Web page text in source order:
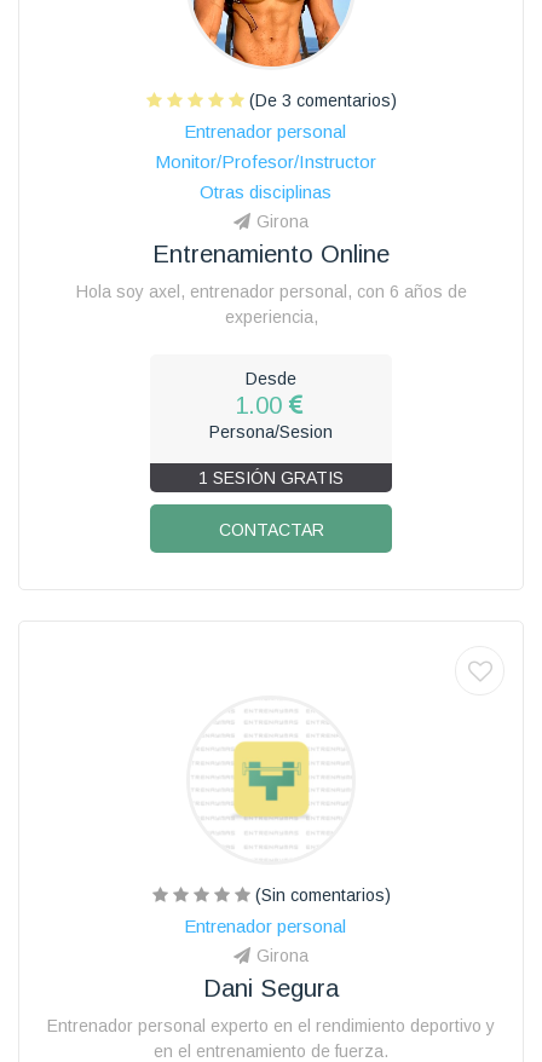
(De 3 comentarios)
Entrenador personal
Monitor/Profesor/Instructor
Otras disciplinas
Girona
Entrenamiento Online
Hola soy axel, entrenador personal, con 6 años de
experiencia,
Desde
1.00
Persona/Sesion
1 SESIÓN GRATIS
CONTACTAR
(Sin comentarios)
Entrenador personal
Girona
Dani Segura
Entrenador personal experto en el rendimiento deportivo y
en el entrenamiento de fuerza.